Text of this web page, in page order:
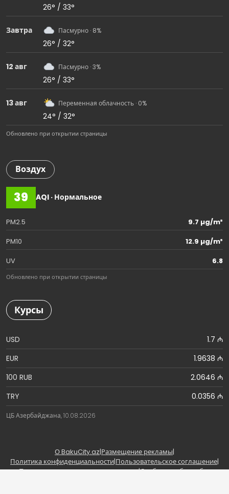
26° / 33°
Завтра Пасмурно · 8%
26° / 32°
12 авг Пасмурно · 3%
26° / 33°
13 авг Переменная облачность · 0%
24° / 32°
Обновлено при открытии страницы
Воздух
39 AQI · Нормальное
PM2.5
9.7 µg/m³
PM10
12.9 µg/m³
UV
6.8
Обновлено при открытии страницы
Курсы
USD
1.7 ₼
EUR
1.9638 ₼
100 RUB
2.0646 ₼
TRY
0.0356 ₼
ЦБ Азербайджана, 10.08.2026
О BakuCity.az|Размещение рекламы|
Политика конфиденциальности|Пользовательское соглашение|
Правила использования материалов|Сообщить об ошибке